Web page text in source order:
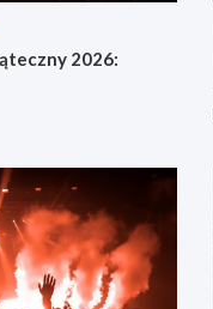
2026: